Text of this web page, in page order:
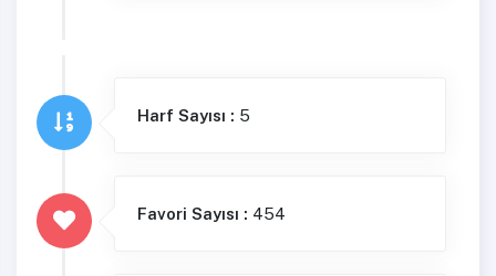
Harf Sayısı : 5
Favori Sayısı : 454